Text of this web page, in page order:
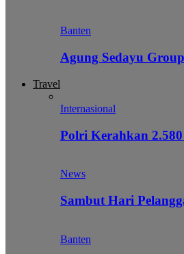
Banten
Agung Sedayu
Travel
Internasional
Polri Kerahkan
News
Sambut Hari
Banten